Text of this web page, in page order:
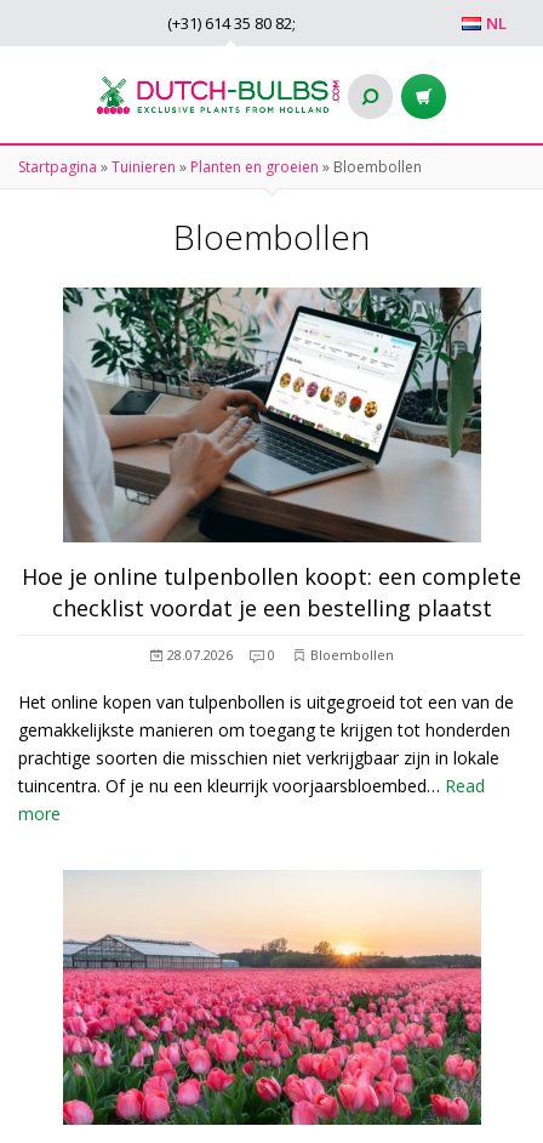
NL
(+31) 614 35 80 82;
Startpagina »Tuinieren » Planten en groeien » Bloembollen
Bloembollen
Hoe je online tulpenbollen koopt: een complete
checklist voordat je een bestelling plaatst
28.07.2026 0 Bloembollen
Het online kopen van tulpenbollen is uitgegroeid tot een van de
gemakkelijkste manieren om toegang te krijgen tot honderden
prachtige soorten die misschien niet verkrijgbaar zijn in lokale
tuincentra. Of je nu een kleurrijk voorjaarsbloembed… Read
more